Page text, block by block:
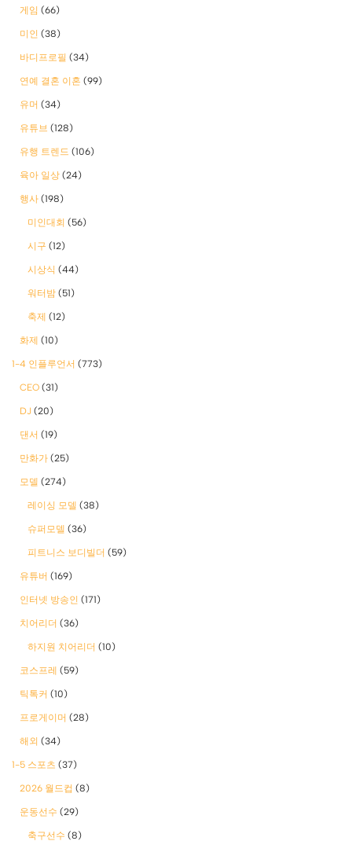
게임 (66)
미인 (38)
바디프로필 (34)
연예 결혼 이혼 (99)
유머 (34)
유튜브 (128)
유행 트렌드 (106)
육아 일상 (24)
행사 (198)
미인대회 (56)
시구 (12)
시상식 (44)
워터밤 (51)
축제 (12)
화제 (10)
1-4 인플루언서 (773)
CEO (31)
DJ (20)
댄서 (19)
만화가 (25)
모델 (274)
레이싱 모델 (38)
슈퍼모델 (36)
피트니스 보디빌더 (59)
유튜버 (169)
인터넷 방송인 (171)
치어리더 (36)
하지원 치어리더 (10)
코스프레 (59)
틱톡커 (10)
프로게이머 (28)
해외 (34)
1-5 스포츠 (37)
2026 월드컵 (8)
운동선수 (29)
축구선수 (8)